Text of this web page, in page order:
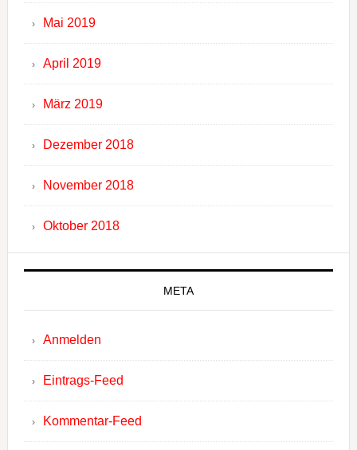
Mai 2019
April 2019
März 2019
Dezember 2018
November 2018
Oktober 2018
META
Anmelden
Eintrags-Feed
Kommentar-Feed